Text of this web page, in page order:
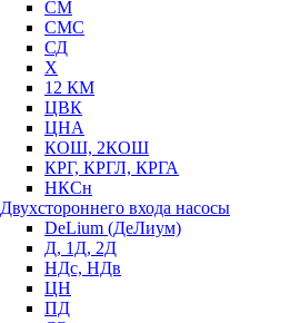
СМ
СМС
СД
Х
12 КМ
ЦВК
ЦНА
КОШ, 2КОШ
КРГ, КРГЛ, КРГА
НКСн
Двухстороннего входа насосы
DeLium (ДеЛиум)
Д, 1Д, 2Д
НДс, НДв
ЦН
ПД